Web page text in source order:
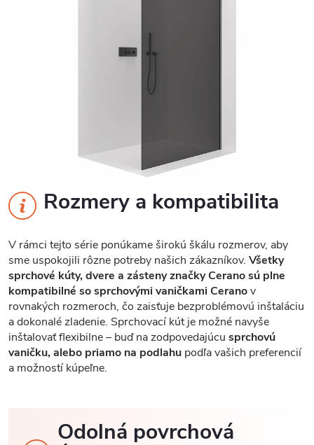
Rozmery a kompatibilita
V rámci tejto série ponúkame širokú škálu rozmerov, aby
sme uspokojili rôzne potreby našich zákazníkov. Všetky
sprchové kúty, dvere a zásteny značky Cerano sú plne
kompatibilné so sprchovými vaničkami Ceranov
rovnakých rozmeroch, čo zaisťuje bezproblémovú inštaláciu
a dokonalé zladenie. Sprchovací kút je možné navyše
inštalovať flexibilne – buď na zodpovedajúcu sprchovú
vaničku, alebo priamo na podlahu podľa vašich preferencií
a možností kúpeľne.
Odolná povrchová